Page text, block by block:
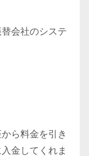
会社のシステ
ら料金を引き
金してくれま